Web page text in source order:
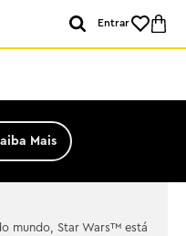
Entrar
Mais
mundo, Star Wars™ está